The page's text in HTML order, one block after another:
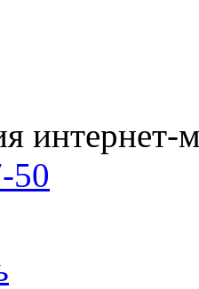
интернет-
50